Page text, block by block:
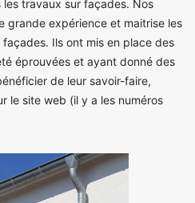
travaux sur façades. Nos
grande expérience et maitrise les
Ils ont mis en place des
éprouvées et ayant donné des
de leur savoir-faire,
le site web (il y a les numéros